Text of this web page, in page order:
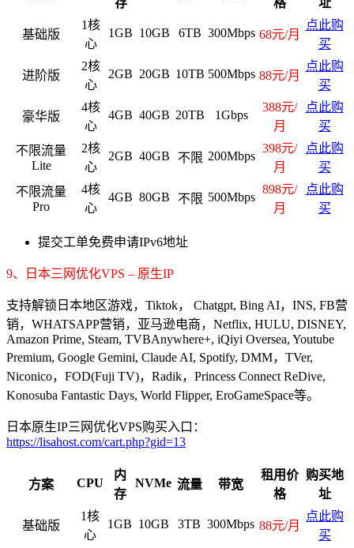
基础版
1核
心
1GB 10GB 6TB 300Mbps 68元/月
点此购
买
进阶版
2核
心
2GB 20GB 10TB 500Mbps 88元/月
点此购
买
豪华版
4核
心
4GB 40GB 20TB 1Gbps
388元/
月
点此购
买
不限流量
Lite
2核
心
2GB 40GB 不限 200Mbps
398元/
月
点此购
买
不限流量
Pro
4核
心
4GB 80GB 不限 500Mbps
898元/
月
点此购
买
提交工单免费申请IPv6地址
9、日本三网优化VPS – 原生IP
支持解锁日本地区游戏，Tiktok， Chatgpt, Bing AI，INS, FB营
销，WHATSAPP营销，亚马逊电商，Netflix, HULU, DISNEY,
Amazon Prime, Steam, TVBAnywhere+, iQiyi Oversea, Youtube
Premium, Google Gemini, Claude AI, Spotify, DMM，TVer,
Niconico，FOD(Fuji TV)，Radik，Princess Connect ReDive,
Konosuba Fantastic Days, World Flipper, EroGameSpace等。
日本原生IP三网优化VPS购买入口：
https://lisahost.com/cart.php?gid=13
方案 CPU
内
存
NVMe 流量 带宽
租用价
格
购买地
址
基础版
1核
心
1GB 10GB 3TB 300Mbps 88元/月
点此购
买